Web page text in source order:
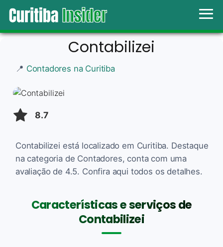
Contabilizei
📍 Contadores na Curitiba
8.7
Contabilizei está localizado em Curitiba. Destaque
na categoria de Contadores, conta com uma
avaliação de 4.5. Confira aqui todos os detalhes.
Características e serviços de
Contabilizei